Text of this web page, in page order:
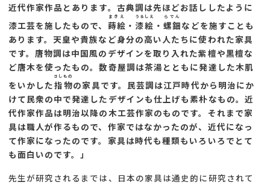
近代作家作品とあります。古典調は先ほどお話ししたように
漆工芸を施したもので、 蒔絵
まきえ
・ 漆絵
うるしえ
・螺鈿
らでん
などを施すことも
あります。天皇や貴族など身分の高い人たちに使われた家具
です。唐物調は中国風のデザインを取り入れた紫檀や黒檀な
ど唐木を使ったもの。数奇屋調は茶湯とともに発達した木肌
をいかした指物
さしもの
の家具です。民芸調は江戸時代から明治にか
けて民衆の中で発達したデザインも仕上げも素朴なもの。近
代作家作品は明治以降の木工芸作家のものです。それまで家
具は職人が作るもので、作家ではなかったのが、近代になっ
て作家になったのです。家具は時代も種類もいろいろでとて
も面白いのです。」
先生が研究されるまでは、日本の家具は通史的に研究されて